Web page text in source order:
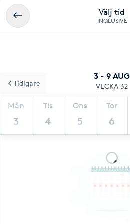
Välj tid
INQLUSIVE
3 - 9 AUG
VECKA 32
Mån
3
Tis
4
Ons
5
Tor
6
Tidigare